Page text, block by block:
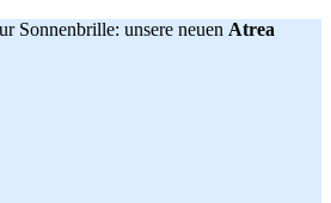
Sonnenbrille: unsere neuen Atrea